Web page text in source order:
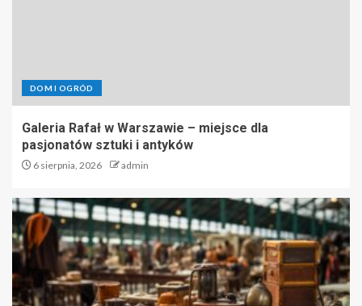
DOM I OGRÓD
Galeria Rafał w Warszawie – miejsce dla
pasjonatów sztuki i antyków
6 sierpnia, 2026 admin